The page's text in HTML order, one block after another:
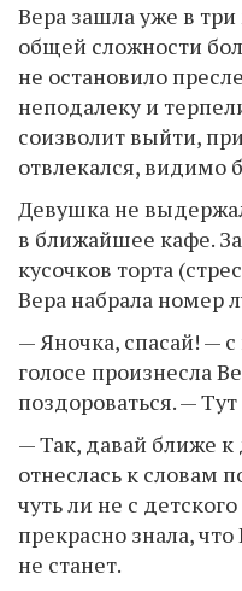
Вера зашла уже в
общей сложности
не остановило
неподалеку и
соизволит выйти,
отвлекался, видимо
Девушка не
в ближайшее кафе.
кусочков торта
Вера набрала номер
— Яночка, спасай! —
голосе произнесла
поздороваться. —
— Так, давай ближе к
отнеслась к словам
чуть ли не с
прекрасно знала,
не станет.